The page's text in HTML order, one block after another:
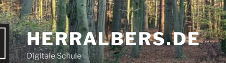
HERRALBERS.DE
Digitale Schule